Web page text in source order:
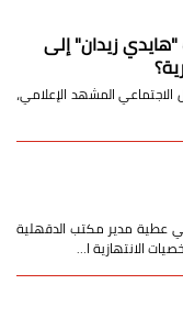
"هايدي زيدان" إلى
المشهد الإعلامي،
مدير مكتب الدقهلية
الانتهازية ا…